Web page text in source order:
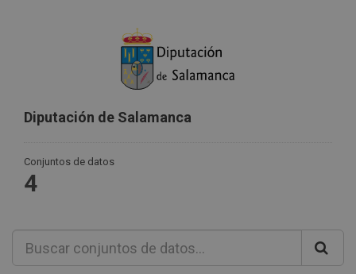
Diputación de Salamanca
Conjuntos de datos
4